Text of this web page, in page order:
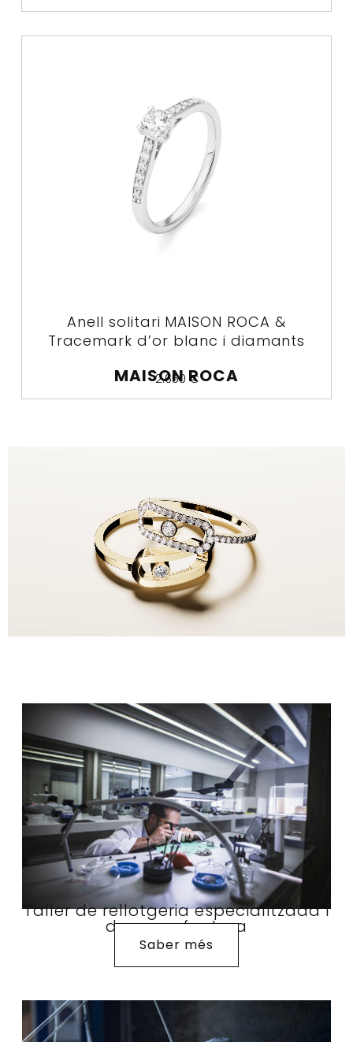
Anell solitari MAISON ROCA &
Tracemark d’or blanc i diamants
MAISON ROCA
2.650 €
Taller de rellotgeria especialitzada i
de manufactura
Saber més